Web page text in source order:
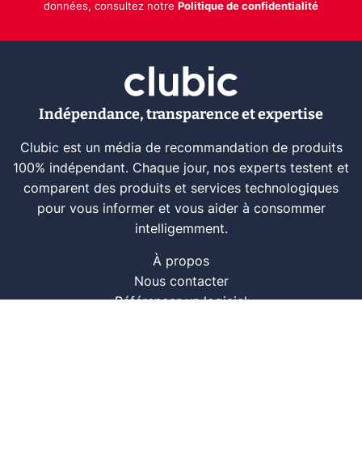
données, consultez notre Politique de confidentialité
Indépendance, transparence et expertise
Clubic est un média de recommandation de produits
100% indépendant. Chaque jour, nos experts testent et
comparent des produits et services technologiques
pour vous informer et vous aider à consommer
intelligemment.
À propos
Nous contacter
Référencer un logiciel